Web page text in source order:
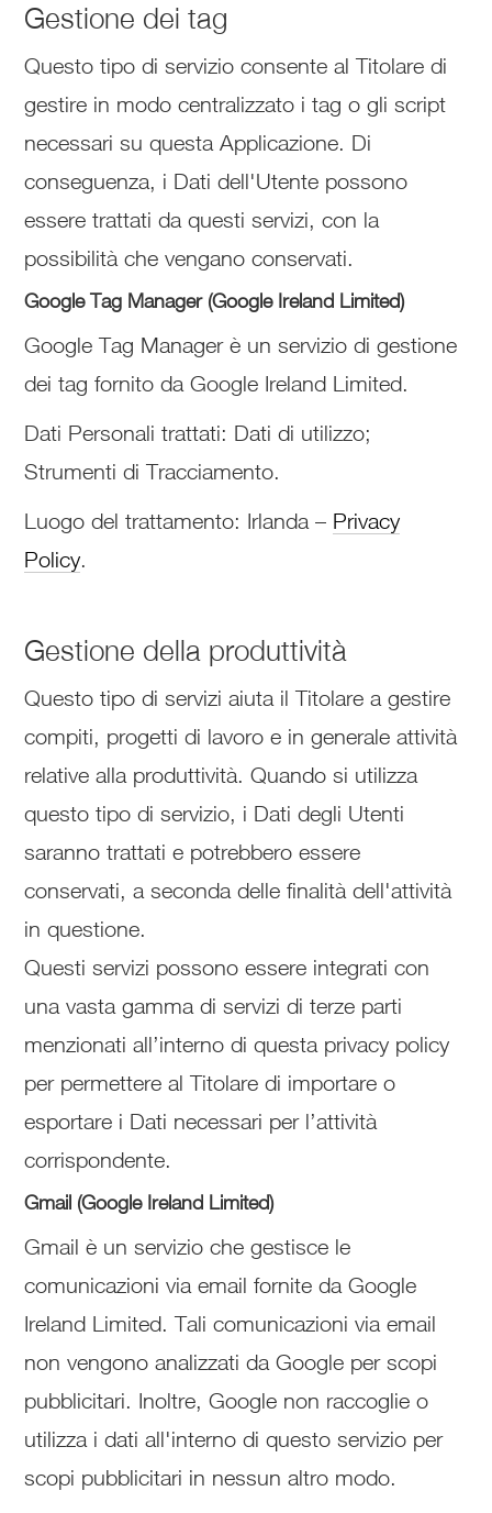
Gestione dei tag
Questo tipo di servizio consente al Titolare di
gestire in modo centralizzato i tag o gli script
necessari su questa Applicazione. Di
conseguenza, i Dati dell'Utente possono
essere trattati da questi servizi, con la
possibilità che vengano conservati.
Google Tag Manager (Google Ireland Limited)
Google Tag Manager è un servizio di gestione
dei tag fornito da Google Ireland Limited.
Dati Personali trattati: Dati di utilizzo;
Strumenti di Tracciamento.
Luogo del trattamento: Irlanda – Privacy
Policy.
Gestione della produttività
Questo tipo di servizi aiuta il Titolare a gestire
compiti, progetti di lavoro e in generale attività
relative alla produttività. Quando si utilizza
questo tipo di servizio, i Dati degli Utenti
saranno trattati e potrebbero essere
conservati, a seconda delle finalità dell'attività
in questione.
Questi servizi possono essere integrati con
una vasta gamma di servizi di terze parti
menzionati all’interno di questa privacy policy
per permettere al Titolare di importare o
esportare i Dati necessari per l’attività
corrispondente.
Gmail (Google Ireland Limited)
Gmail è un servizio che gestisce le
comunicazioni via email fornite da Google
Ireland Limited. Tali comunicazioni via email
non vengono analizzati da Google per scopi
pubblicitari. Inoltre, Google non raccoglie o
utilizza i dati all'interno di questo servizio per
scopi pubblicitari in nessun altro modo.